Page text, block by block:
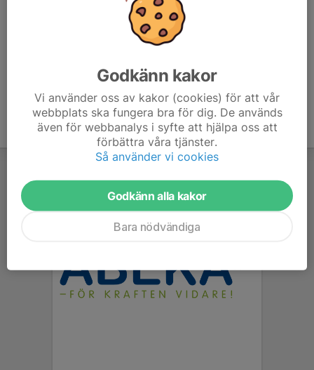
Godkänn kakor
Vi använder oss av kakor (cookies) för att vår
webbplats ska fungera bra för dig. De används
även för webbanalys i syfte att hjälpa oss att
förbättra våra tjänster.
Så använder vi cookies
Godkänn alla kakor
Bara nödvändiga